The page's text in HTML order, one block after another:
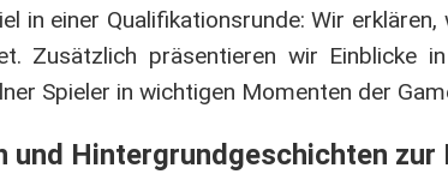
in einer Qualifikationsrunde: Wir
Zusätzlich präsentieren wir Einblicke
Spieler in wichtigen Momenten der
Hintergrundgeschichten zur